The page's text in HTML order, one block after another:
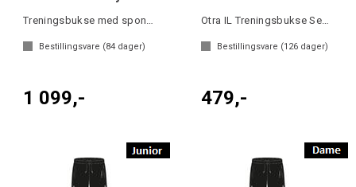
Treningsbukse med sponsorlogoer
Bestillingsvare (84 dager)
1 099,-
Otra IL Treningsbukse Senior
Bestillingsvare (126 dager)
479,-